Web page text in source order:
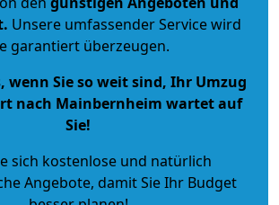
. Unsere umfassender Service wird
garantiert überzeugen.
wenn Sie so weit sind, Ihr Umzug
nach Mainbernheim wartet auf
Sie!
sich kostenlose und natürlich
Angebote, damit Sie Ihr Budget